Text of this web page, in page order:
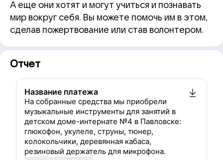
А еще они хотят и могут учиться и познавать
мир вокруг себя. Вы можете помочь им в этом,
сделав пожертвование или став волонтером.
Отчет
Название платежа
На собранные средства мы приобрели
музыкальные инструменты для занятий в
детском доме-интернате №4 в Павловске:
глюкофон, укулеле, струны, тюнер,
колокольчики, деревянная кабаса,
резиновый держатель для микрофона.